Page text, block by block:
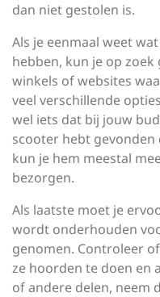
dan niet gestolen is.
Als je eenmaal weet
hebben, kun je op
winkels of websites
veel verschillende
wel iets dat bij jouw
scooter hebt
kun je hem meestal
bezorgen.
Als laatste moet je
wordt onderhouden
genomen. Controleer
ze hoorden te doen en
of andere delen, neem